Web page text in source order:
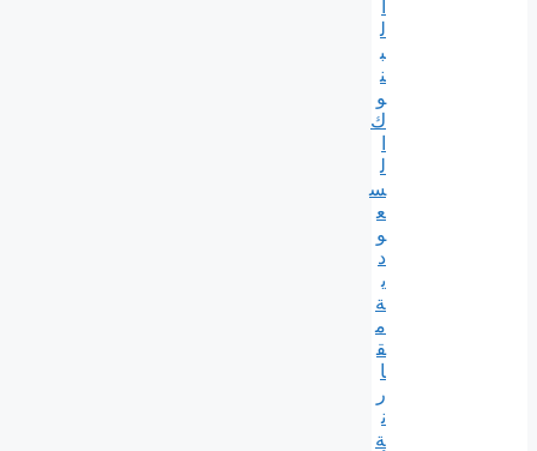
ل
ب
ن
و
ك
ل
س
ع
و
د
ي
ة
م
ق
ا
ر
ن
ة